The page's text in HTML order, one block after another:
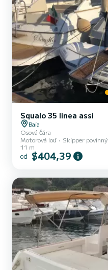
Squalo 35 linea assi
Baia
Osová čára
Motorová loď
Skipper povinný
11 m
od $404,39